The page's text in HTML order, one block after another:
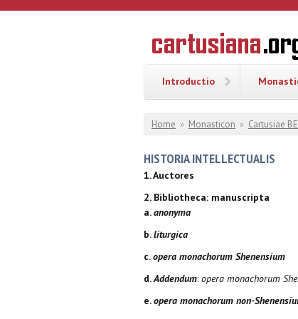
Overslaan en naar de inhoud gaan
Geschiedenis
van de
Introductio
U bent hier
Home » Monasticon » Cartusiae BE
HISTORIA INTELLECTUALIS
1. Auctores
2. Bibliotheca: manuscripta
a.anonyma
b.liturgica
c.opera monachorum Shenensium
d.Addendum: opera monachorum
e.opera monachorum non-